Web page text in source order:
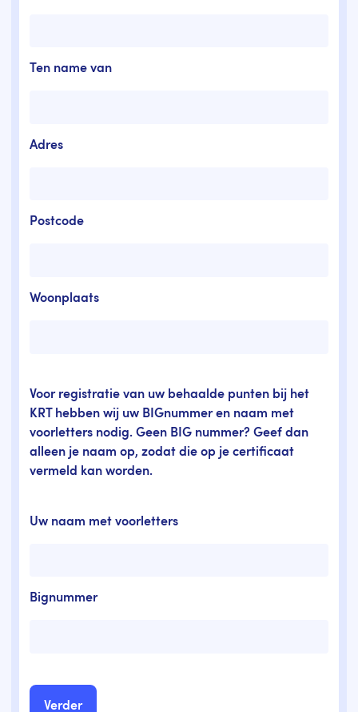
Ten name van
Adres
Postcode
Woonplaats
Voor registratie van uw behaalde punten bij het
KRT hebben wij uw BIGnummer en naam met
voorletters nodig. Geen BIG nummer? Geef dan
alleen je naam op, zodat die op je certificaat
vermeld kan worden.
Uw naam met voorletters
Bignummer